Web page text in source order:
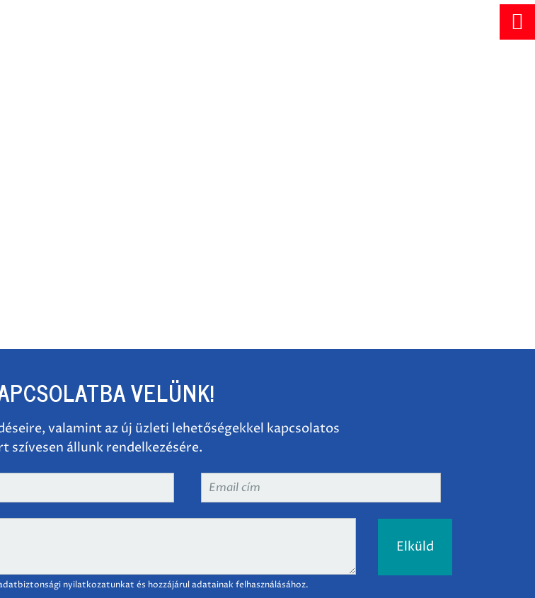
VELÜNK!
valamint az új üzleti lehetőségekkel kapcsolatos
szívesen állunk rendelkezésére.
Email
nyilatkozatunkat és hozzájárul adatainak felhasználásához.